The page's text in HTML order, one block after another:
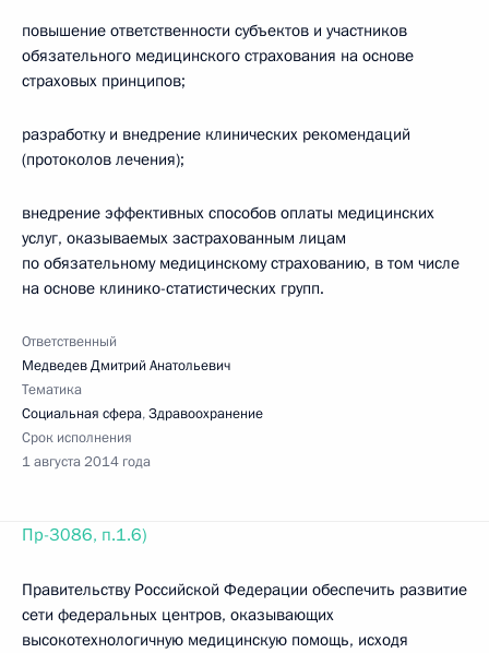
повышение ответственности субъектов и участников
обязательного медицинского страхования на основе
страховых принципов;
разработку и внедрение клинических рекомендаций
(протоколов лечения);
внедрение эффективных способов оплаты медицинских
услуг, оказываемых застрахованным лицам
по обязательному медицинскому страхованию, в том числе
на основе клинико-статистических групп.
Ответственный
Медведев Дмитрий Анатольевич
Тематика
Социальная сфера,Здравоохранение
Срок исполнения
1 августа 2014 года
Пр-3086, п.1.6)
Правительству Российской Федерации обеспечить развитие
сети федеральных центров, оказывающих
высокотехнологичную медицинскую помощь, исходя